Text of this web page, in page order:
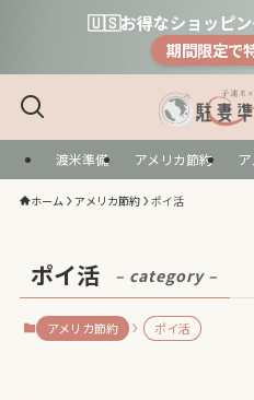
🇺🇸お得なショッピ
期間限定で
渡米準備 アメリカ節約
ホーム アメリカ節約 ポイ活
ポイ活 – category –
アメリカ節約 ポイ活